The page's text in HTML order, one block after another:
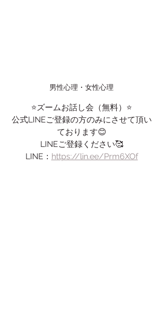
男性心理・女性心理
⭐️ズームお話し会（無料）⭐️
公式LINEご登録の方のみにさせて頂い
ております😊
LINEご登録ください🥰
LINE： https://lin.ee/Prm6XOf